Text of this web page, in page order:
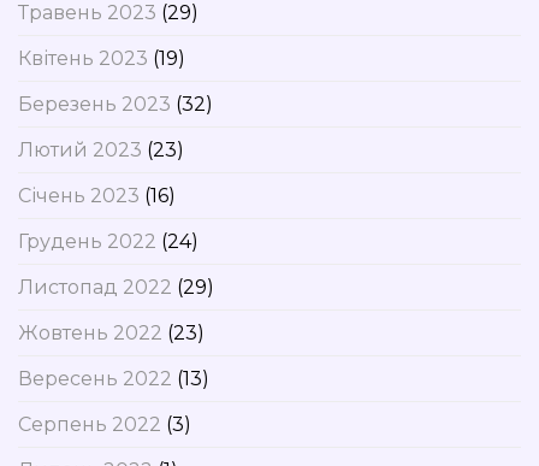
Травень 2023 (29)
Квітень 2023 (19)
Березень 2023 (32)
Лютий 2023 (23)
Січень 2023 (16)
Грудень 2022 (24)
Листопад 2022 (29)
Жовтень 2022 (23)
Вересень 2022 (13)
Серпень 2022 (3)